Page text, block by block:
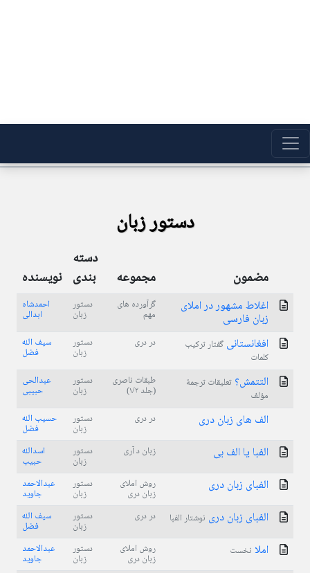
دستور زبان
مضمون مجموعه
دسته
بندی نویسنده
اغلاط مشهور در املای
زبان فارسی
گرآورده های
مهم
دستور
زبان
احمدشاه
ابدالی
افغانستانی گفتار ترکیب
کلمات
در دری دستور
زبان
سیف الله
فضل
التتمش؟ تعلیقات ترجمۀ
مؤلف
طبقات ناصری
(جلد ۱/۲)
دستور
زبان
عبدالحی
حبیبی
الف های زبان دری در دری دستور
زبان
حسیب الله
فضل
الفبا یا الف بی زبان د آری دستور
زبان
اسدالله
حبیب
الفبای زبان دری روش املای
زبان دری
دستور
زبان
عبدالاحمد
جاوید
الفبای زبان دری نوشتار الفبا در دری دستور
زبان
سیف الله
فضل
املا نخست روش املای
زبان دری
دستور
زبان
عبدالاحمد
جاوید